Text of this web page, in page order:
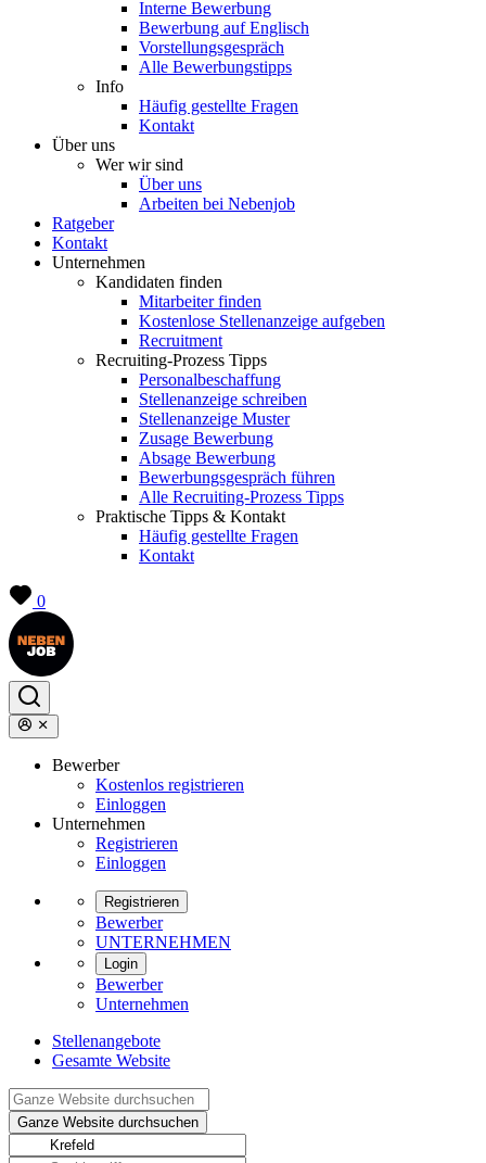
Interne Bewerbung
Bewerbung auf Englisch
Vorstellungsgespräch
Alle Bewerbungstipps
Info
Häufig gestellte Fragen
Kontakt
Über uns
Wer wir sind
Über uns
Arbeiten bei Nebenjob
Ratgeber
Kontakt
Unternehmen
Kandidaten finden
Mitarbeiter finden
Kostenlose Stellenanzeige aufgeben
Recruitment
Recruiting-Prozess Tipps
Personalbeschaffung
Stellenanzeige schreiben
Stellenanzeige Muster
Zusage Bewerbung
Absage Bewerbung
Bewerbungsgespräch führen
Alle Recruiting-Prozess Tipps
Praktische Tipps & Kontakt
Häufig gestellte Fragen
Kontakt
0
Bewerber
Kostenlos registrieren
Einloggen
Unternehmen
Registrieren
Einloggen
Registrieren
Bewerber
UNTERNEHMEN
Login
Bewerber
Unternehmen
Stellenangebote
Gesamte Website